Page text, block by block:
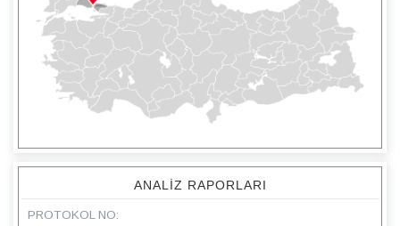
ANALIZ RAPORLARI
PROTOKOL NO: